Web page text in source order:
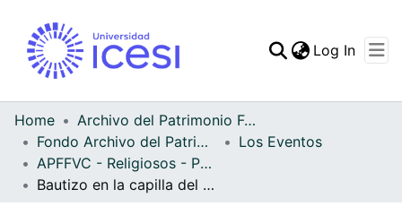
Statistics
Log In
Home
Archivo del Patrimonio Fotográfico y Fílmico del Valle del Cauca
Fondo Archivo del Patrimonio Fotográfico y Fílmico del Valle del Cauca
Los Eventos
APFFVC - Religiosos - Patrimonial
Bautizo en la capilla del Hospital San José, los padrinos Luís Carlos Gutierrez y Nora Martínez